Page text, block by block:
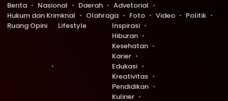
Berita Nasional Daerah
Advetorial
Hukum dan Krimknal
Olahraga Foto Video
Politik
Ruang Opini
Lifestyle
Inspirasi
Hiburan
Kesehatan
Karier
Edukasi
Kreativitas
Pendidikan
Kuliner